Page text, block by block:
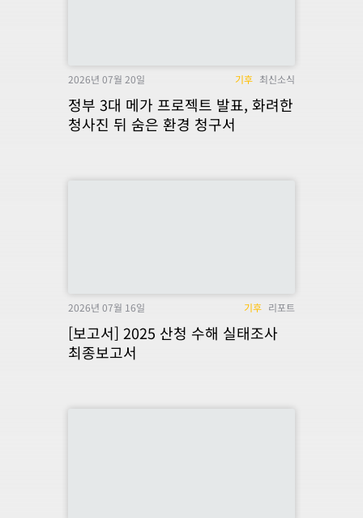
2026년 07월 20일 기후 최신소식
정부 3대 메가 프로젝트 발표, 화려한
청사진 뒤 숨은 환경 청구서
2026년 07월 16일 기후 리포트
[보고서] 2025 산청 수해 실태조사
최종보고서